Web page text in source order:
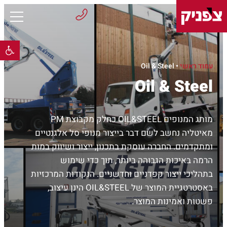
עמוד ראשי•
Oil & Steel
Oil & Steel
מותג המנופים OIL&STEEL כחלק מקבוצת PM
מאיטליה נחשב לשם דבר בייצור מנופי סל אלגנטיים
ומתקדמים. החברה עוסקת בתכנון, ייצור ושיווק במות
הרמה באיכות הגבוהה ביותר, תוך כדי שימוש
בתהליכי ייצור קפדניים וחדשניים. הנקודות המרכזיות
באסטרטגיית המוצר של OIL&STEEL הינן עיצוב,
פשטות ואמינות המוצר.